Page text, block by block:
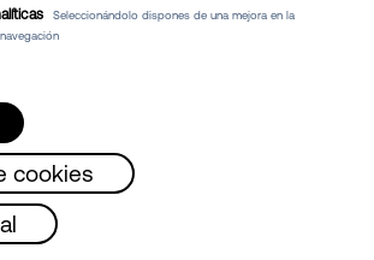
y Viernes de 08 a 15h /
Seleccionándolo dispones de una mejora en la
cookies